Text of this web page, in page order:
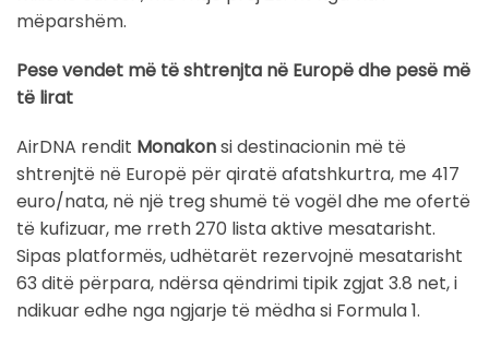
mëparshëm.
Pese vendet më të shtrenjta në Europë dhe pesë më
të lirat
AirDNA rendit Monakonsi destinacionin më të
shtrenjtë në Europë për qiratë afatshkurtra, me 417
euro/nata, në një treg shumë të vogël dhe me ofertë
të kufizuar, me rreth 270 lista aktive mesatarisht.
Sipas platformës, udhëtarët rezervojnë mesatarisht
63 ditë përpara, ndërsa qëndrimi tipik zgjat 3.8 net, i
ndikuar edhe nga ngjarje të mëdha si Formula 1.